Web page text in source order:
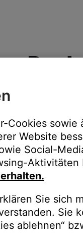
Immer der
Upgrades,
Bestellungen
Cookies sowie
Website
Social-
Aktivitäten
Sie sich
Sie
ablehnen“